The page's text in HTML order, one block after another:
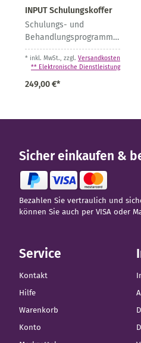
INPUT Schulungskoffer
249,00 €*
Schulungs- und
Behandlungsprogramm
für die
Insulinpumpentherapie
* inkl. MwSt., zzgl. Versandkosten
** Elektronische Dienstleistung
Sicher einkaufen &
Bezahlen Sie vertraulich und
können Sie auch per VISA oder
Service
Kontakt
Hilfe
Warenkorb
Konto